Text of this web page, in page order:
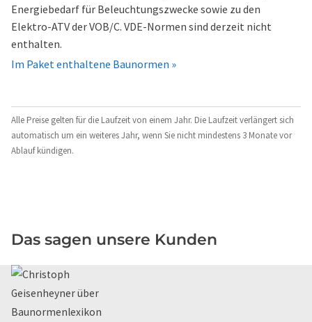
Energiebedarf für Beleuchtungszwecke sowie zu den
Elektro-ATV der VOB/C. VDE-Normen sind derzeit nicht
enthalten.
Im Paket enthaltene Baunormen »
Alle Preise gelten für die Laufzeit von einem Jahr. Die Laufzeit verlängert sich
automatisch um ein weiteres Jahr, wenn Sie nicht mindestens 3 Monate vor
Ablauf kündigen.
Das sagen unsere Kunden